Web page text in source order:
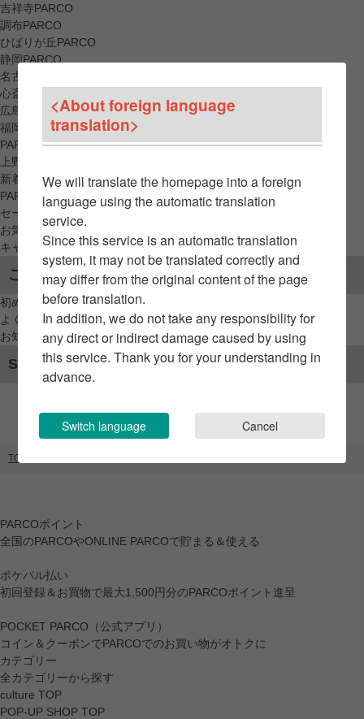
吉祥寺PARCO
調布PARCO
ひばりが丘PARCO
静岡PARCO
名古屋PARCO
心斎橋PARCO
広島PARCO
福岡PARCO
PARCO_ya
上野
新着アイテムから探す
PARCO限定アイテムから探す
セールアイテムから探す
お気に入りから探す
キャンペーン/クーポン対象から探す
ご利用案内
初めてのお客様へ
よくあるご質問 / お問い合わせ
お知らせ
SNSアカウント
TOP
PARCOポイント
全国のPARCOやONLINE PARCOで貯まる＆使える
ポケパル払い
初回登録＆お買物で最大1,500円分のPARCOポイント進呈
POCKET PARCO（公式アプリ）
コイン＆クーポンでPARCOでのお買い物がオトクに
カテゴリー
全カテゴリーから探す
culture TOP
POP-UP SHOP TOP
<About foreign language
translation>
We will translate the homepage into a foreign
language using the automatic translation
service.
Since this service is an automatic translation
system, it may not be translated correctly and
may differ from the original content of the page
before translation.
In addition, we do not take any responsibility for
any direct or indirect damage caused by using
this service. Thank you for your understanding in
advance.
Switch language Cancel